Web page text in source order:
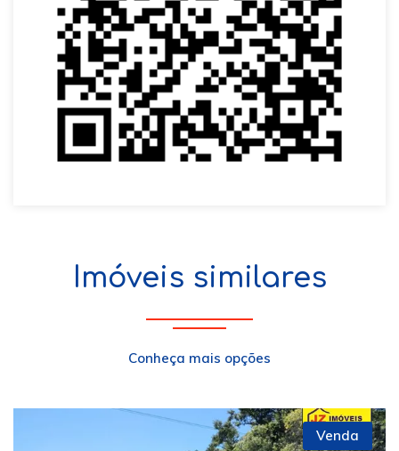
Imóveis similares
Conheça mais opções
Venda